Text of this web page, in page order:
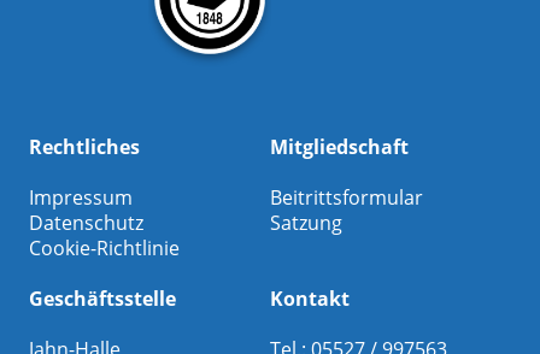
Rechtliches
Impressum
Datenschutz
Cookie-Richtlinie
Mitgliedschaft
Beitrittsformular
Satzung
Geschäftsstelle
Kontakt